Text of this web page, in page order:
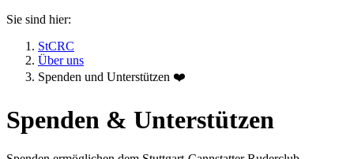
Sie sind hier:
StCRC
Über uns
Spenden und Unterstützen ❤️
Spenden & Unterstützen